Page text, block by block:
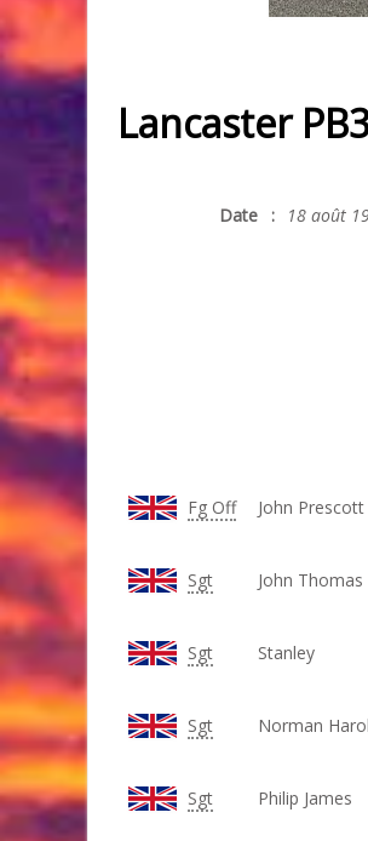
Lancaster
Date : 18 août
Fg Off John Prescott
Sgt John Thomas
Sgt Stanley
Sgt Norman
Sgt Philip James